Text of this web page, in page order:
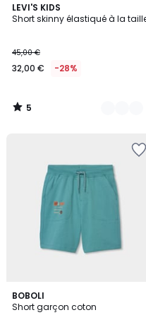
LEVI'S KIDS
Short skinny élastiqué à la
45,00 €
32,00 € -28%
5
/
2
Couleurs
5
/
BOBOLI
Short garçon coton